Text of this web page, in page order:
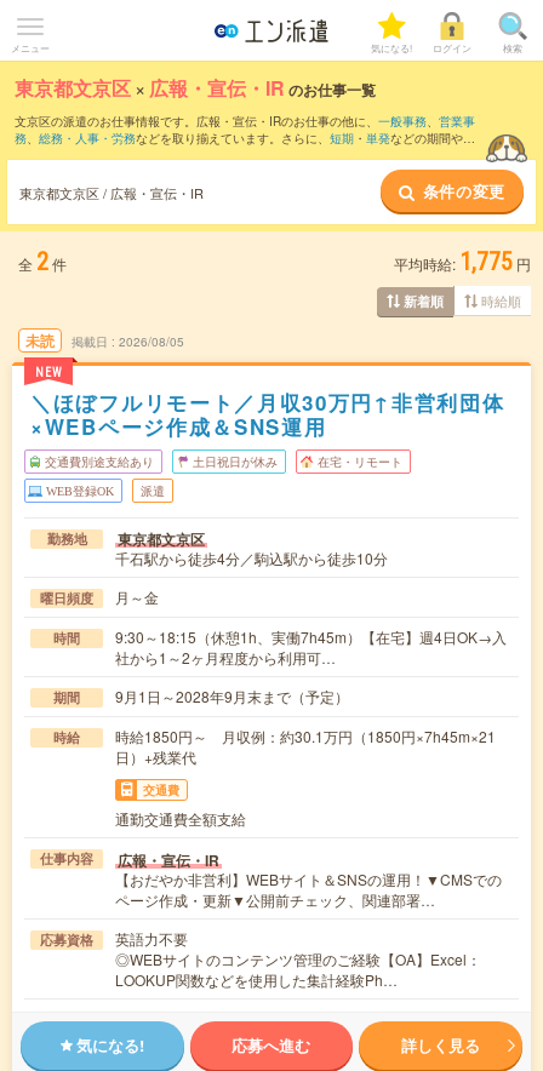
メニュー 気になる! ログイン 検索
東京都文京区 × 広報・宣伝・IR のお仕事一覧
文京区の派遣のお仕事情報です。広報・宣伝・IRのお仕事の他に、 一般事務、 営業事
務、 総務・人事・労務などを取り揃えています。さらに、 短期 ・ 単発などの期間や、
東京都文京区 / 広報・宣伝・IR 条件の変更
全 2件 平均時給: 1,775 円
新着順 時給順
未読
NEW
掲載日 2026/08/05
＼ほぼフルリモート／月収30万円↑非営利団体
×WEBページ作成＆SNS運用
交通費別途支給あり 土日祝日が休み 在宅・リモート
WEB登録OK 派遣
勤務地 東京都文京区
千石駅から徒歩4分／駒込駅から徒歩10分
曜日頻度 月～金
時間
9:30～18:15（休憩1h、実働7h45m）【在宅】週4日OK→入
社から1～2ヶ月程度から利用可…
期間 9月1日～2028年9月末まで（予定）
時給
時給1850円～ 月収例：約30.1万円（1850円×7h45m×21
日）+残業代
交通費
通勤交通費全額支給
仕事内容 広報・宣伝・IR
【おだやか非営利】WEBサイト＆SNSの運用！▼CMSでの
ページ作成・更新▼公開前チェック、関連部署…
応募資格
英語力不要
◎WEBサイトのコンテンツ管理のご経験【OA】Excel：
LOOKUP関数などを使用した集計経験Ph…
気になる! 応募へ進む 詳しく見る